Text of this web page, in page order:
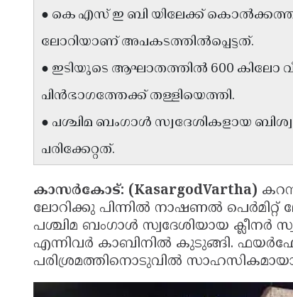
● കെ എസ് ഇ ബി യിലേക്ക്
ലോറിയാണ് അപകടത്തിൽപ്പെട്ടത്.
● ഇടിയുടെ ആഘാതത്തിൽ 600 കിലോ
പിൻഭാഗത്തേക്ക് തള്ളിയെത്തി.
● പശ്ചിമ ബംഗാൾ സ്വദേശികളായ
പരിക്കേറ്റത്.
കാസർകോട്: (KasargodVartha)
ലോറിക്കു പിന്നിൽ നാഷണൽ
പശ്ചിമ ബംഗാൾ സ്വദേശിയായ ക്ലീനർ
എന്നിവർ കാബിനിൽ കുടുങ്ങി.
പരിശ്രമത്തിനൊടുവിൽ